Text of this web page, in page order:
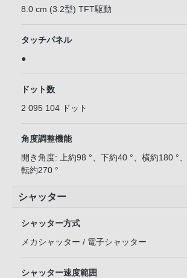
8.0 cm (3.2型) TFT駆動
タッチパネル
●
ドット数
2 095 104 ドット
角度調整機能
開き角度: 上約98 °、下約40 °、横約180 °
転約270 °
シャッター
シャッター方式
メカシャッター / 電子シャッター
シャッター速度範囲